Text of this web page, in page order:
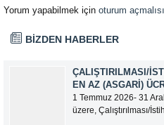
Yorum yapabilmek için oturum
BİZDEN HABERLER
ÇALIŞTIRILMASI/
EN AZ (ASGARI)
1 Temmuz 2026- 31
üzere, Çalıştırılması/